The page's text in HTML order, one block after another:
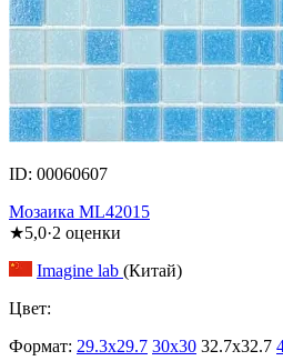
ID: 00060607
Мозаика ML42015
★5,0·2 оценки
Imagine lab (Китай)
Цвет:
Формат: 29.3x29.7 30x30 32.7x32.7